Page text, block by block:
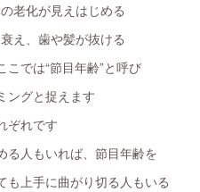
老化が見えはじめる
え、歯や髪が抜ける
では“節目年齢”と呼び
ングと捉えます
ぞれです
る人もいれば、節目年齢を
も上手に曲がり切る人もいる